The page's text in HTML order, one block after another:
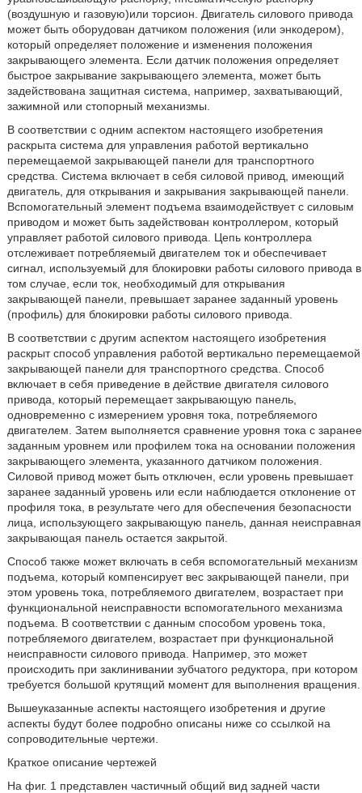
(воздушную и газовую)или торсион. Двигатель силового привода
может быть оборудован датчиком положения (или энкодером),
который определяет положение и изменения положения
закрывающего элемента. Если датчик положения определяет
быстрое закрывание закрывающего элемента, может быть
задействована защитная система, например, захватывающий,
зажимной или стопорный механизмы.
В соответствии с одним аспектом настоящего изобретения
раскрыта система для управления работой вертикально
перемещаемой закрывающей панели для транспортного
средства. Система включает в себя силовой привод, имеющий
двигатель, для открывания и закрывания закрывающей панели.
Вспомогательный элемент подъема взаимодействует с силовым
приводом и может быть задействован контроллером, который
управляет работой силового привода. Цепь контроллера
отслеживает потребляемый двигателем ток и обеспечивает
сигнал, используемый для блокировки работы силового привода в
том случае, если ток, необходимый для открывания
закрывающей панели, превышает заранее заданный уровень
(профиль) для блокировки работы силового привода.
В соответствии с другим аспектом настоящего изобретения
раскрыт способ управления работой вертикально перемещаемой
закрывающей панели для транспортного средства. Способ
включает в себя приведение в действие двигателя силового
привода, который перемещает закрывающую панель,
одновременно с измерением уровня тока, потребляемого
двигателем. Затем выполняется сравнение уровня тока с заранее
заданным уровнем или профилем тока на основании положения
закрывающего элемента, указанного датчиком положения.
Силовой привод может быть отключен, если уровень превышает
заранее заданный уровень или если наблюдается отклонение от
профиля тока, в результате чего для обеспечения безопасности
лица, использующего закрывающую панель, данная неисправная
закрывающая панель остается закрытой.
Способ также может включать в себя вспомогательный механизм
подъема, который компенсирует вес закрывающей панели, при
этом уровень тока, потребляемого двигателем, возрастает при
функциональной неисправности вспомогательного механизма
подъема. В соответствии с данным способом уровень тока,
потребляемого двигателем, возрастает при функциональной
неисправности силового привода. Например, это может
происходить при заклинивании зубчатого редуктора, при котором
требуется большой крутящий момент для выполнения вращения.
Вышеуказанные аспекты настоящего изобретения и другие
аспекты будут более подробно описаны ниже со ссылкой на
сопроводительные чертежи.
Краткое описание чертежей
На фиг. 1 представлен частичный общий вид задней части